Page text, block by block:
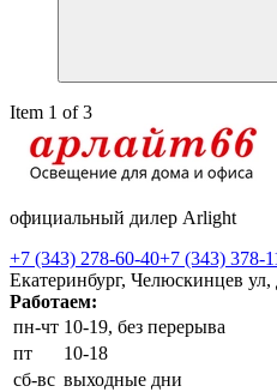
Item 1 of 3
официальный дилер Arlight
+7 (343) 278-60-40+7 (343) 378-
Екатеринбург, Челюскинцев ул,
Работаем:
пн-чт 10-19, без перерыва
пт
10-18
сб-вс выходные дни